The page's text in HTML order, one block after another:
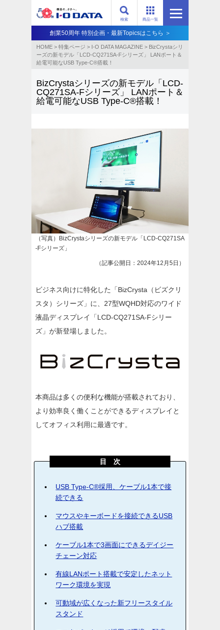
商品一覧
検索
創業50周年 特別企画・最新Topicsはこちら ＞
HOME > 特集ページ > I-O DATA MAGAZINE > BizCrystaシリ
ーズの新モデル「LCD-CQ271SA-Fシリーズ」 LANポート＆
給電可能なUSB Type-C®搭載！
BizCrystaシリーズの新モデル「LCD-
CQ271SA-Fシリーズ」 LANポート＆
給電可能なUSB Type-C®搭載！
（写真）BizCrystaシリーズの新モデル「LCD-CQ271SA
-Fシリーズ」
（記事公開日：2024年12月5日）
ビジネス向けに特化した「BizCrysta（ビズクリ
スタ）シリーズ」に、27型WQHD対応のワイド
液晶ディスプレイ「LCD-CQ271SA-Fシリー
ズ」が新登場しました。
本商品は多くの便利な機能が搭載されており、
より効率良く働くことができるディスプレイと
してオフィス利用に最適です。
目 次
USB Type-C®採用、ケーブル1本で接
続できる
マウスやキーボードを接続できるUSB
ハブ搭載
ケーブル1本で3画面にできるデイジー
チェーン対応
有線LANポート搭載で安定したネット
ワーク環境を実現
可動域が広くなった新フリースタイル
スタンド